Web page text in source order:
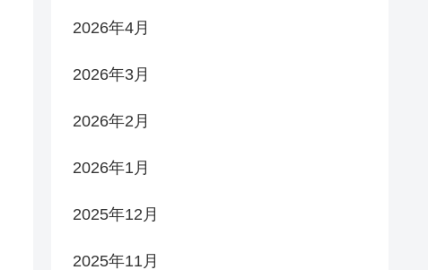
2026年4月
2026年3月
2026年2月
2026年1月
2025年12月
2025年11月